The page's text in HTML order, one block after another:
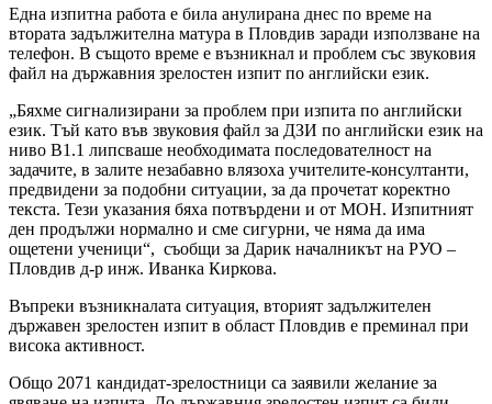
Една изпитна работа е била анулирана днес по време на
втората задължителна матура в Пловдив заради използване на
телефон. В същото време е възникнал и проблем със звуковия
файл на държавния зрелостен изпит по английски език.
„Бяхме сигнализирани за проблем при изпита по английски
език. Тъй като във звуковия файл за ДЗИ по английски език на
ниво B1.1 липсваше необходимата последователност на
задачите, в залите незабавно влязоха учителите-консултанти,
предвидени за подобни ситуации, за да прочетат коректно
текста. Тези указания бяха потвърдени и от МОН. Изпитният
ден продължи нормално и сме сигурни, че няма да има
ощетени ученици“, съобщи за Дарик началникът на РУО –
Пловдив д-р инж. Иванка Киркова.
Въпреки възникналата ситуация, вторият задължителен
държавен зрелостен изпит в област Пловдив е преминал при
висока активност.
Общо 2071 кандидат-зрелостници са заявили желание за